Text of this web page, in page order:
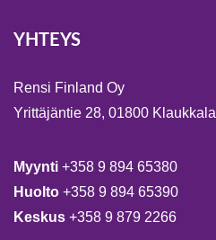
YHTEYS
Rensi Finland Oy
Yrittäjäntie 28, 01800 Klaukkala
Myynti +358 9 894 65380
Huolto +358 9 894 65390
Keskus +358 9 879 2266